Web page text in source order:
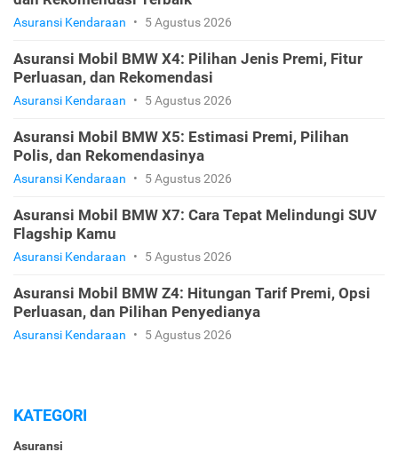
Asuransi Kendaraan • 5 Agustus 2026
Asuransi Mobil BMW X4: Pilihan Jenis Premi, Fitur
Perluasan, dan Rekomendasi
Asuransi Kendaraan • 5 Agustus 2026
Asuransi Mobil BMW X5: Estimasi Premi, Pilihan
Polis, dan Rekomendasinya
Asuransi Kendaraan • 5 Agustus 2026
Asuransi Mobil BMW X7: Cara Tepat Melindungi SUV
Flagship Kamu
Asuransi Kendaraan • 5 Agustus 2026
Asuransi Mobil BMW Z4: Hitungan Tarif Premi, Opsi
Perluasan, dan Pilihan Penyedianya
Asuransi Kendaraan • 5 Agustus 2026
KATEGORI
Asuransi